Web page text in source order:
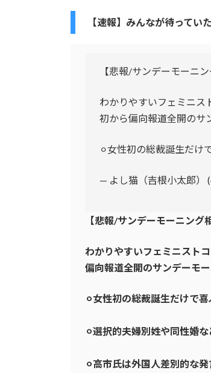
【速報】みんなが待ってい
【悲報/サンデーモーニ
わかりやすいフェミニス
初から偏向報道全開のサ
⚪︎女性初の総裁誕生だけ
— よし猫（吉根小太郎）
【悲報/サンデーモーニング
わかりやすいフェミニスト
偏向報道全開のサンデーモ
⚪︎女性初の総裁誕生だけで
⚪︎選択的夫婦別姓や同性婚
⚪︎高市氏は外国人差別的な